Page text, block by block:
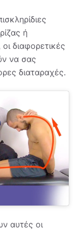
ή
διαφορετικές
να σας
διαταραχές.
αυτές οι